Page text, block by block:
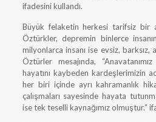
ifadesini kullandı.
Büyük felaketin herkesi tarifsiz bir
Öztürkler, depremin binlerce
milyonlarca insanı ise evsiz, barksız,
Öztürler mesajında,
hayatını kaybeden kardeşlerimizin
her biri içinde ayrı kahramanlık
çalışmaları sayesinde hayata
ise tek teselli kaynağımız olmuştur.”